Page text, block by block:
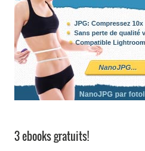
3 ebooks gratuits!